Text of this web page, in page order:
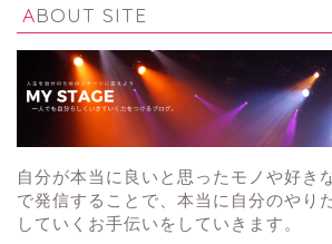
ABOUT SITE
自分が本当に良いと思ったモノや好き
で発信することで、本当に自分のやり
していくお手伝いをしていきます。